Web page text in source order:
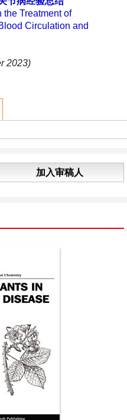
the Treatment of
Circulation and
2023)
加入审稿人